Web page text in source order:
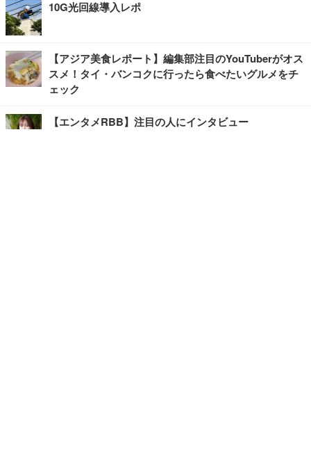
10G光回線導入レポ
【アジア美食レポート】編集部注目のYouTuberがオス
スメ！タイ・バンコクに行ったら食べたいグルメをチ
ェック
【エンタメRBB】注目の人にインタビュー